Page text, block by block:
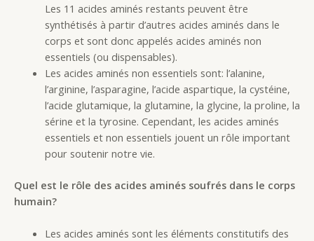
Les 11 acides aminés restants peuvent être
synthétisés à partir d’autres acides aminés dans le
corps et sont donc appelés acides aminés non
essentiels (ou dispensables).
Les acides aminés non essentiels sont: l’alanine,
l’arginine, l’asparagine, l’acide aspartique, la cystéine,
l’acide glutamique, la glutamine, la glycine, la proline, la
sérine et la tyrosine. Cependant, les acides aminés
essentiels et non essentiels jouent un rôle important
pour soutenir notre vie.
Quel est le rôle des acides aminés soufrés dans le corps
humain?
Les acides aminés sont les éléments constitutifs des